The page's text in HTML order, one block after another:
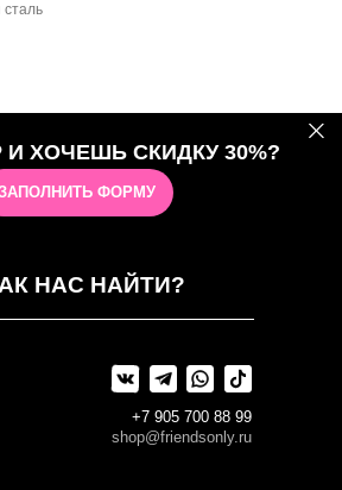
ХОЧЕШЬ СКИДКУ 30%?
ФОРМУ
НАС НАЙТИ?
shop@friendsonly.ru
+7 905 700 88 99